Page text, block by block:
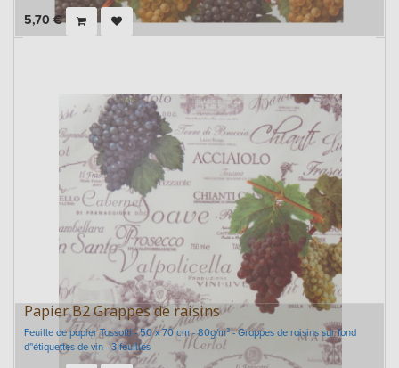
5,70 €
Papier B2 Grappes de raisins
Feuille de papier Tassotti - 50 x 70 cm - 80g/m² - Grappes de raisins sur fond
d''étiquettes de vin - 3 feuilles